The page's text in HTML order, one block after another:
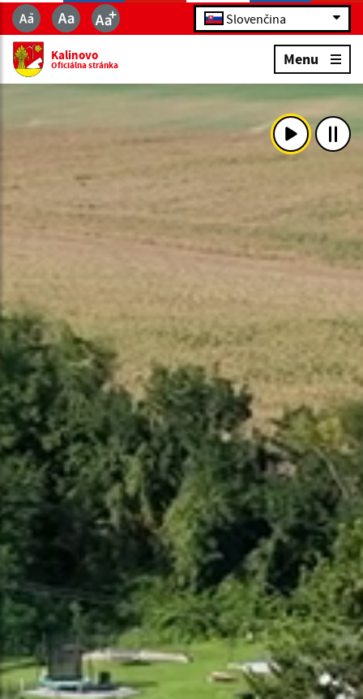
Slovenčina
Kalinovo
Oficiálna stránka Menu